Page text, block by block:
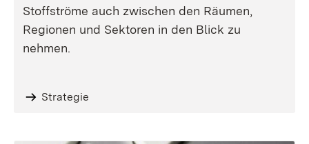
Stoffströme auch zwischen den Räumen,
Regionen und Sektoren in den Blick zu
nehmen.
Strategie